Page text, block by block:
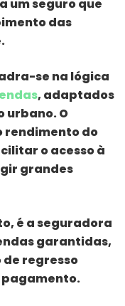
um seguro que
das
se na lógica
, adaptados
urbano. O
rendimento do
o acesso à
grandes
é a seguradora
garantidas,
regresso
pagamento.